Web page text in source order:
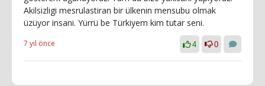
Akilsizligi mesrulastiran bir ülkenin mensubu olmak
üzüyor insani. Yürrü be Türkiyem kim tutar seni.
7 yıl önce 4 0